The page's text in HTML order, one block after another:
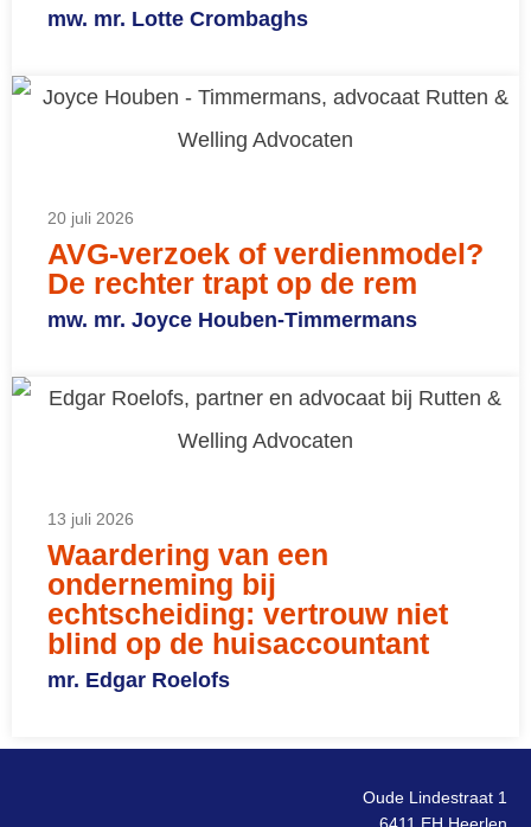
mw. mr. Lotte Crombaghs
20 juli 2026
AVG-verzoek of verdienmodel?
De rechter trapt op de rem
mw. mr. Joyce Houben-Timmermans
13 juli 2026
Waardering van een
onderneming bij
echtscheiding: vertrouw niet
blind op de huisaccountant
mr. Edgar Roelofs
Oude Lindestraat 1
6411 EH Heerlen